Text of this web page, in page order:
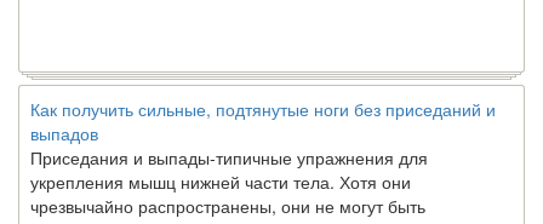
Как получить сильные, подтянутые ноги без приседаний и
выпадов
Приседания и выпады-типичные упражнения для
укрепления мышц нижней части тела. Хотя они
чрезвычайно распространены, они не могут быть
безопасным вариантом для всех. Некоторые...